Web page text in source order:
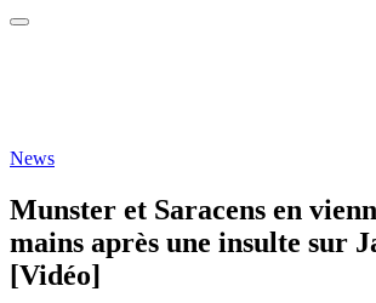
News
Munster et Saracens en
mains après une insulte sur
[Vidéo]